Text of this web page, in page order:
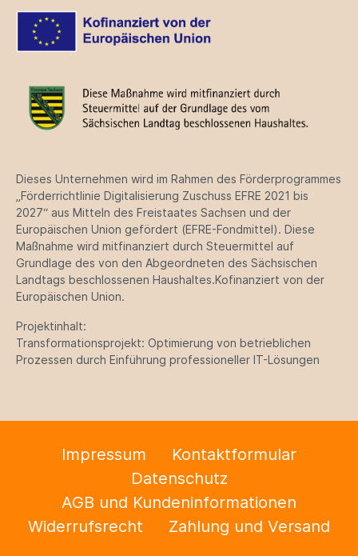
Dieses Unternehmen wird im Rahmen des Förderprogrammes
„Förderrichtlinie Digitalisierung Zuschuss EFRE 2021 bis
2027“ aus Mitteln des Freistaates Sachsen und der
Europäischen Union gefördert (EFRE-Fondmittel). Diese
Maßnahme wird mitfinanziert durch Steuermittel auf
Grundlage des von den Abgeordneten des Sächsischen
Landtags beschlossenen Haushaltes.Kofinanziert von der
Europäischen Union.
Projektinhalt:
Transformationsprojekt: Optimierung von betrieblichen
Prozessen durch Einführung professioneller IT-Lösungen
Impressum
Kontaktformular
Datenschutz
AGB und Kundeninformationen
Widerrufsrecht
Zahlung und Versand